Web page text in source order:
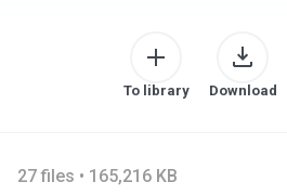
To library Download
27 files • 165,216 KB